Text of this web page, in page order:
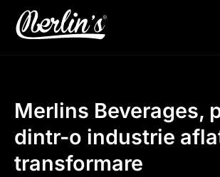
Merlins Beverages,
dintr-o industrie
transformare